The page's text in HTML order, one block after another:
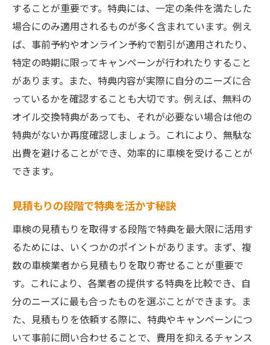
することが重要です。特典には、一定の条件を満たした
場合にのみ適用されるものが多く含まれています。例え
ば、事前予約やオンライン予約で割引が適用されたり、
特定の時期に限ってキャンペーンが行われたりすること
があります。また、特典内容が実際に自分のニーズに合
っているかを確認することも大切です。例えば、無料の
オイル交換特典があっても、それが必要ない場合は他の
特典がないか再度確認しましょう。これにより、無駄な
出費を避けることができ、効率的に車検を受けることが
できます。
見積もりの段階で特典を活かす秘訣
車検の見積もりを取得する段階で特典を最大限に活用す
るためには、いくつかのポイントがあります。まず、複
数の車検業者から見積もりを取り寄せることが重要で
す。これにより、各業者の提供する特典を比較でき、自
分のニーズに最も合ったものを選ぶことができます。ま
た、見積もりを依頼する際に、特典やキャンペーンにつ
いて事前に問い合わせることで、費用を抑えるチャンス